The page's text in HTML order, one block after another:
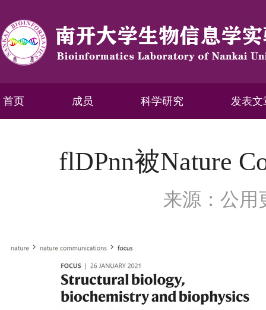
首页 成员 科学研究 发表文
flDPnn被Nature
来源：公用